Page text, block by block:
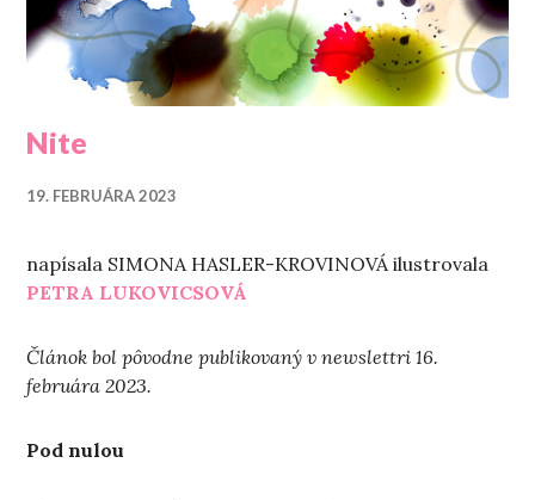
Nite
19. FEBRUÁRA 2023
napísala SIMONA HASLER-KROVINOVÁ ilustrovala
PETRA LUKOVICSOVÁ
Článok bol pôvodne publikovaný v newslettri 16.
februára 2023.
Pod nulou